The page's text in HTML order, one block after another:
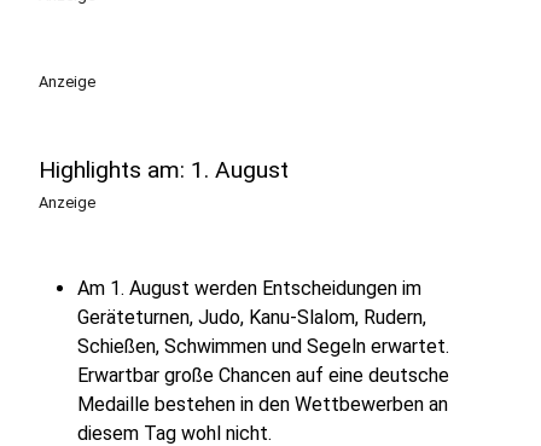
Anzeige
Highlights am: 1. August
Anzeige
Am 1. August werden Entscheidungen im
Geräteturnen, Judo, Kanu-Slalom, Rudern,
Schießen, Schwimmen und Segeln erwartet.
Erwartbar große Chancen auf eine deutsche
Medaille bestehen in den Wettbewerben an
diesem Tag wohl nicht.